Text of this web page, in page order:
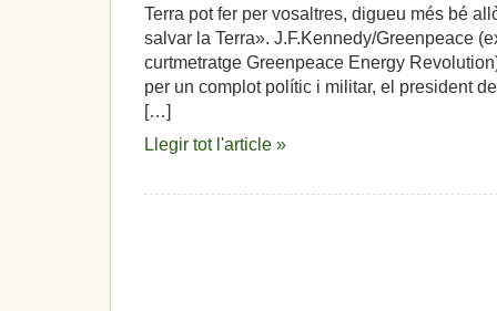
Terra pot fer per vosaltres, digueu més bé
salvar la Terra». J.F.Kennedy/Greenpeace
curtmetratge Greenpeace Energy
per un complot polític i militar, el president
[…]
Llegir tot l'article »